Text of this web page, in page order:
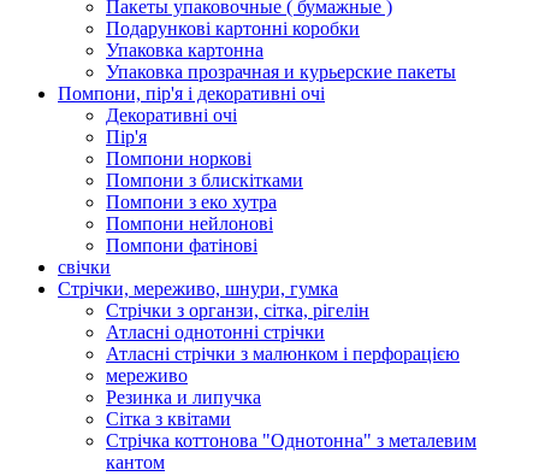
Пакеты упаковочные ( бумажные )
Подарункові картонні коробки
Упаковка картонна
Упаковка прозрачная и курьерские пакеты
Помпони, пір'я і декоративні очі
Декоративні очі
Пір'я
Помпони норкові
Помпони з блискітками
Помпони з еко хутра
Помпони нейлонові
Помпони фатінові
свічки
Стрічки, мереживо, шнури, гумка
Стрічки з органзи, сітка, рігелін
Атласні однотонні стрічки
Атласні стрічки з малюнком і перфорацією
мереживо
Резинка и липучка
Сітка з квітами
Стрічка коттонова "Однотонна" з металевим
кантом